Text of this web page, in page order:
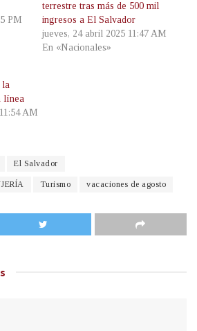
PM
terrestre tras más de 500 mil
ingresos a El Salvador
jueves, 24 abril 2025 11:47 AM
En «Nacionales»
la
línea
AM
El Salvador
Turismo vacaciones de agosto